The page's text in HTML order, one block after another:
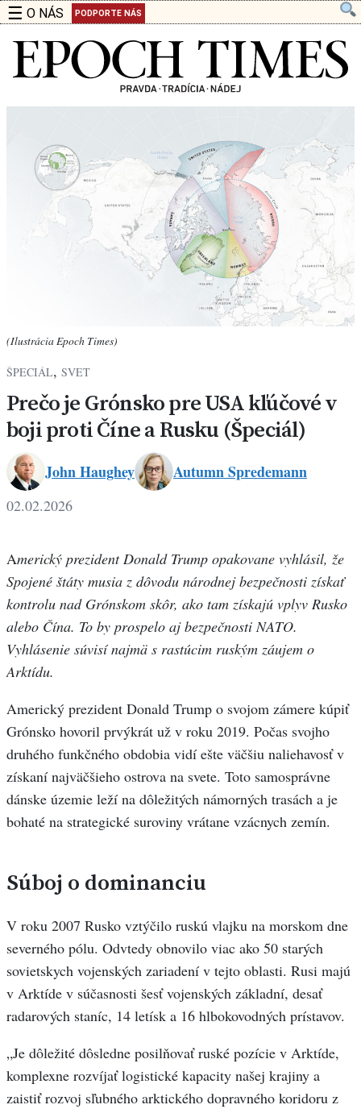
☰ O NÁS PODPORTE NÁS
(Ilustrácia Epoch Times)
ŠPECIÁL, SVET
Prečo je Grónsko pre USA kľúčové v
boji proti Číne a Rusku (Špeciál)
John
John Haughey Autumn Spredemann
02.02.2026
Americký prezident Donald Trump opakovane vyhlásil, že
Spojené štáty musia z dôvodu národnej bezpečnosti získať
kontrolu nad Grónskom skôr, ako tam získajú vplyv Rusko
alebo Čína. To by prospelo aj bezpečnosti NATO.
Vyhlásenie súvisí najmä s rastúcim ruským záujem o
Arktídu.
Americký prezident Donald Trump o svojom zámere kúpiť
Grónsko hovoril prvýkrát už v roku 2019. Počas svojho
druhého funkčného obdobia vidí ešte väčšiu naliehavosť v
získaní najväčšieho ostrova na svete. Toto samosprávne
dánske územie leží na dôležitých námorných trasách a je
bohaté na strategické suroviny vrátane vzácnych zemín.
Súboj o dominanciu
V roku 2007 Rusko vztýčilo ruskú vlajku na morskom dne
severného pólu. Odvtedy obnovilo viac ako 50 starých
sovietskych vojenských zariadení v tejto oblasti. Rusi majú
v Arktíde v súčasnosti šesť vojenských základní, desať
radarových staníc, 14 letísk a 16 hlbokovodných prístavov.
„Je dôležité dôsledne posilňovať ruské pozície v Arktíde,
komplexne rozvíjať logistické kapacity našej krajiny a
zaistiť rozvoj sľubného arktického dopravného koridoru z